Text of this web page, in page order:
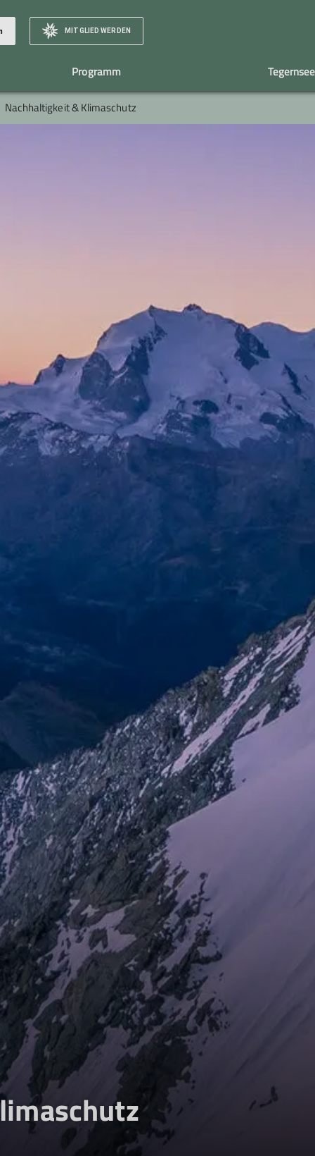
MITGLIED WERDEN
Geschäftsstelle Team / Vorstand
Programm
Gruppen
Naturschutz
Nachhaltigkeit & Klimaschutz